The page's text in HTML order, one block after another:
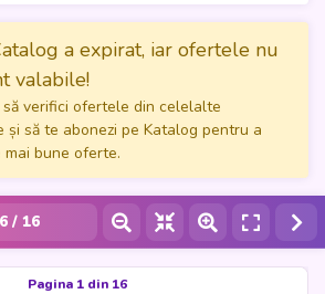
între 17 februarie și 2 martie 2025,
scape reducerile! Aruncă o privire în
- Red Shopping Weeks
Salvează acum cu Katalog!
a expirat, iar ofertele nu
valabile!
să verifici ofertele din celelalte
și să te abonezi pe Katalog pentru a
mai bune oferte.
6 / 16
Pagina 1 din 16